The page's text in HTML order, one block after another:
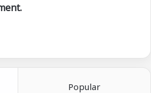
Popular